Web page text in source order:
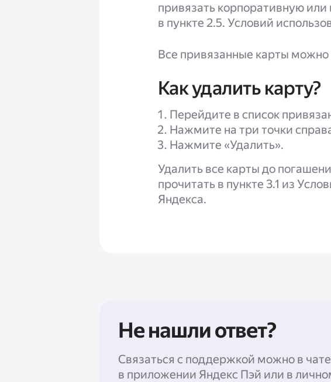
привязать корпоративную
в пункте 2.5. Условий
Все привязанные карты можно
Как удалить карту?
Перейдите в список
Нажмите на три точки
Нажмите «Удалить».
Удалить все карты до
прочитать в пункте 3.1 из
Яндекса.
Не нашли ответ?
Связаться с поддержкой можно в чате
в приложении Яндекс Пэй или в